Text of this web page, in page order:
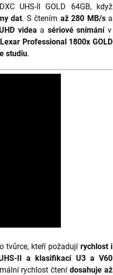
UHS-II GOLD 64GB, když
dat. S čtením až 280 MB/sa
videa a sériové snímánív
Professional 1800x GOLD
studiu.
tvůrce, kteří požadují rychlost i
II a klasifikací U3 a V60
rychlost čtenídosahuje až